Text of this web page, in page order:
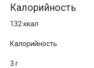
Калорийность
132 ккал
Калорийность
3 г